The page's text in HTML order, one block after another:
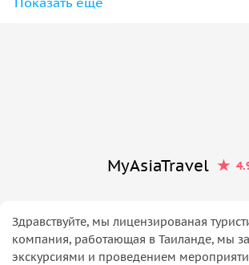
Входной билет в храм лежащего
MyAsiaTravel
Здравствуйте, мы лицензированая
компания, работающая в Таиланде, мы
экскурсиями и проведением